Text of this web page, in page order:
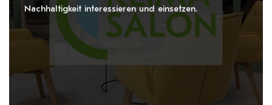
Nachhaltigkeit interessieren und einsetzen.